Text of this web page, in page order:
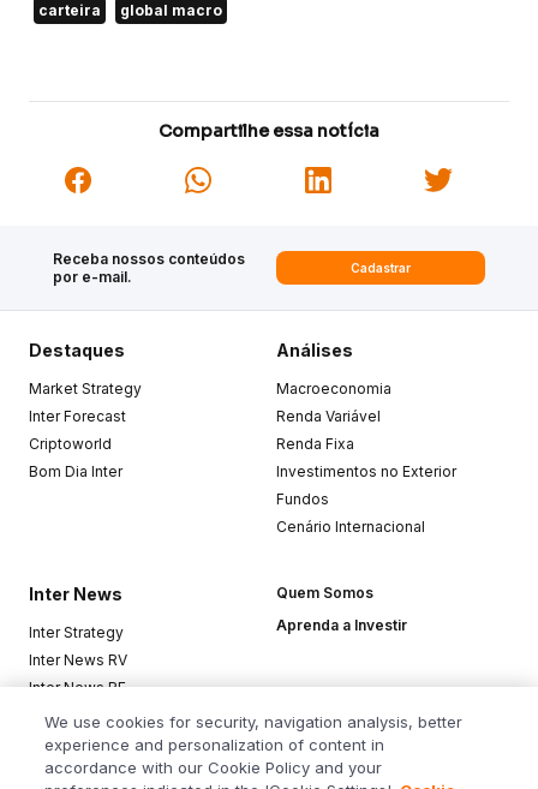
carteira global macro
Compartilhe essa notícia
Receba nossos conteúdos
por e-mail.
Cadastrar
Destaques
Market Strategy
Inter Forecast
Criptoworld
Bom Dia Inter
Análises
Macroeconomia
Renda Variável
Renda Fixa
Investimentos no Exterior
Fundos
Cenário Internacional
Inter News
Inter Strategy
Inter News RV
Inter News RF
Top Funds
Quem Somos
Aprenda a Investir
Baixe o app
We use cookies for security, navigation analysis, better
experience and personalization of content in
accordance with our Cookie Policy and your